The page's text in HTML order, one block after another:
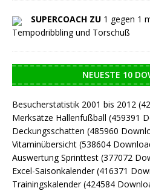
SUPERCOACH ZU 1 gegen 1
Tempodribbling und Torschuß
NEUESTE 10
Besucherstatistik 2001 bis 2012
Merksätze Hallenfußball (459391
Deckungsschatten (485960
Vitaminübersicht (538604
Auswertung Sprinttest (377072
Excel-Saisonkalender (416371
Trainingskalender (424584